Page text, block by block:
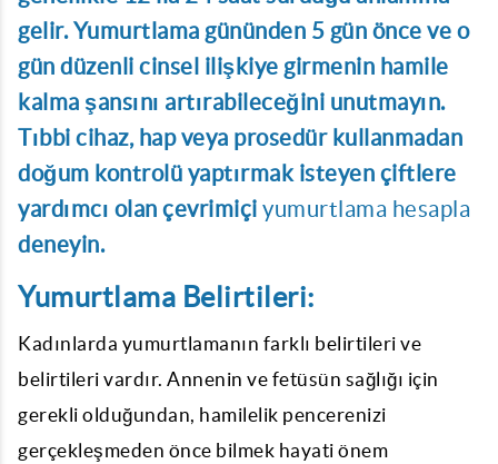
gelir. Yumurtlama gününden 5 gün önce ve o
gün düzenli cinsel ilişkiye girmenin hamile
kalma şansını artırabileceğini unutmayın.
Tıbbi cihaz, hap veya prosedür kullanmadan
doğum kontrolü yaptırmak isteyen çiftlere
yardımcı olan çevrimiçi yumurtlama hesapla
deneyin.
Yumurtlama Belirtileri:
Kadınlarda yumurtlamanın farklı belirtileri ve
belirtileri vardır. Annenin ve fetüsün sağlığı için
gerekli olduğundan, hamilelik pencerenizi
gerçekleşmeden önce bilmek hayati önem